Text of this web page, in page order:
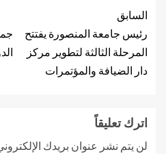
السابق
رئيس جامعة المنصورة يفتتح
المرحلة الثالثة لتطوير مركز
دار الضيافة والمؤتمرات
اترك تعليقاً
لن يتم نشر عنوان بريدك